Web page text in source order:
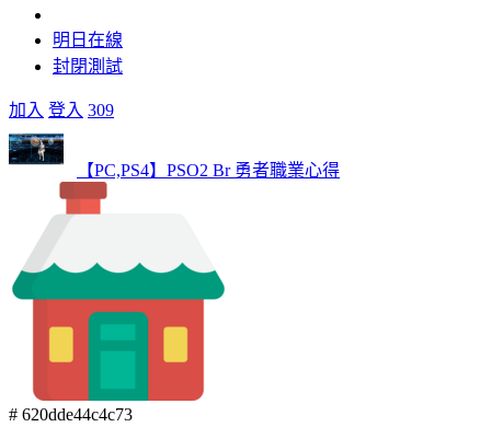
明日在線
封閉測試
加入 登入 309
【PC,PS4】PSO2 Br 勇者職業心得
# 620dde44c4c73